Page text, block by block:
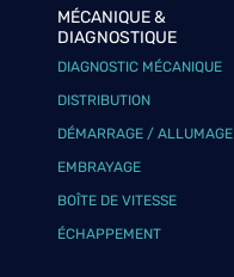
MÉCANIQUE &
DIAGNOSTIQUE
DIAGNOSTIC MÉCANIQUE
DISTRIBUTION
DÉMARRAGE / ALLUMAGE
EMBRAYAGE
BOÎTE DE VITESSE
ÉCHAPPEMENT